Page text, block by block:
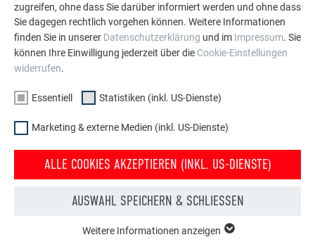
zugreifen, ohne dass Sie darüber informiert werden und ohne dass
Sie dagegen rechtlich vorgehen können. Weitere Informationen
finden Sie in unserer Datenschutzerklärung und im Impressum. Sie
können Ihre Einwilligung jederzeit über die Cookie-Einstellungen
widerrufen.
Essentiell Statistiken (inkl. US-Dienste)
Marketing & externe Medien (inkl. US-Dienste)
ALLE COOKIES AKZEPTIEREN (INKL. US-DIENSTE)
AUSWAHL SPEICHERN & SCHLIESSEN
Weitere Informationen anzeigen